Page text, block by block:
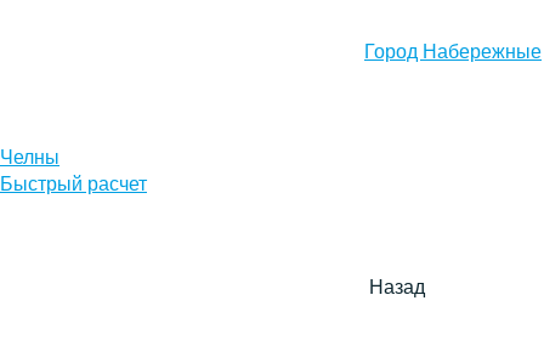
Город Набережные
Челны
Быстрый расчет
Назад